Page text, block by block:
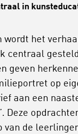
in
wordt het
centraal
geven
op
aan een
Deze
van de